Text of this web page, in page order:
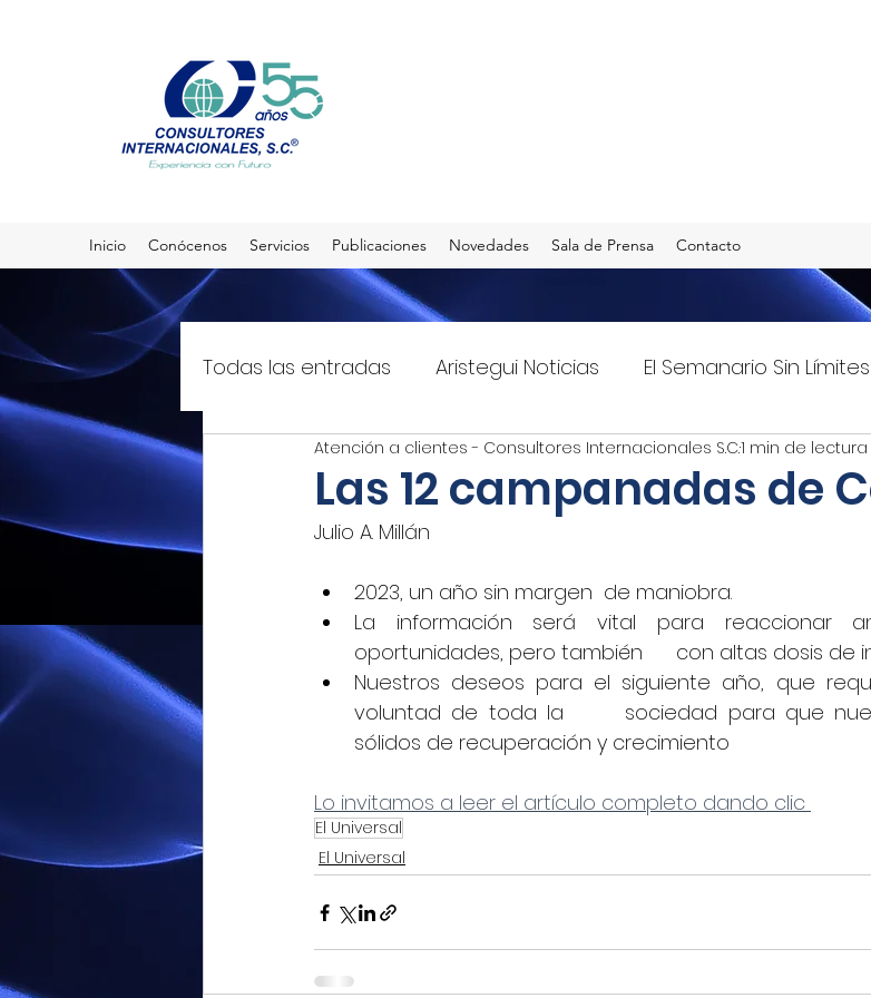
Inicio Conócenos Servicios Publicaciones Novedades Sala de Prensa Contacto
Todas las entradas Aristegui Noticias El Semanario Sin Límites
El Sol de México T21mx Imagen Radio 90.5 F.M. INFO
Mexicoxport Enfoque Noticias - Audio
CNEC Revista Consultoría La Jornada CANACAR
Siempre! Presencia de México Shafaqna El Sol de Puebla
El Siglo de Durango QUADRATIN CDMX Imagen
Revista Industria Digital Concamin
Las 12 campanadas de
Atención a clientes - Consultores Internacionales S.C.1 min de lectura
Julio A. Millán
2023, un año sin margen  de maniobra.
La información será vital para reaccionar
oportunidades, pero también      con altas dosis de
Nuestros deseos para el siguiente año, que
voluntad de toda la      sociedad para que
sólidos de recuperación y crecimiento
Lo invitamos a leer el artículo completo dando clic
El Universal
El Universal